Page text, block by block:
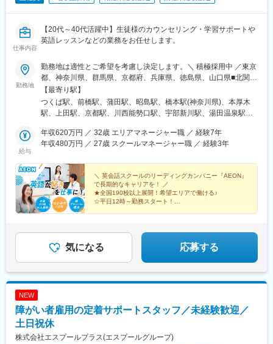
仕事内容
【20代～40代活躍中】生徒様のカウンセリング・学習サポートや
英語レッスンなどの業務をお任せします。
勤務地
勤務地は適性とご希望を考慮し決定します。＼ 積極採用中 ／東京
都、神奈川県、群馬県、京都府、兵庫県、徳島県、山口県■北関東
茨城 / つくば群馬 / 前橋、高崎■首都圏東京 / 新宿、池袋、蒲田、
吉祥寺、昭島など神奈川 / 横浜、日吉、橋本、本厚木など埼玉 / 大
宮、浦和、所沢、和光市など千葉 / 千葉、松戸、柏など■甲信越 /
部、山口、下関・徳島■九州 / 福岡・宮崎・鹿児島
【最寄り駅】
つくば駅、前橋駅、蒲田駅、昭島駅、橋本駅(神奈川県)、本厚木
駅、上田駅、京都駅、川西能勢口駅、宇部新川駅、湯田温泉駅、
県)、七条駅、川西池田駅、眉山ロープウェイ山麓駅、都通駅、蓮
沼駅、鹿児島中央駅
給与
年収620万円 ／ 32歳 エリアマネージャー職 ／ 経験7年
年収480万円 ／ 27歳 スクールマネージャー職 ／ 経験3年
＼ 英会話スクールのリーディングカンパニー『AEON』
で長期的なキャリアを！ ／
★全国190校以上展開！希望エリアで働ける♪
☆平日12時～勤務スタート！
気になる 応募する
NEW
障がい者雇用の定着サポートスタッフ／未経験歓迎／
土日祝休
株式会社エスプールプラス(エスプールグループ)